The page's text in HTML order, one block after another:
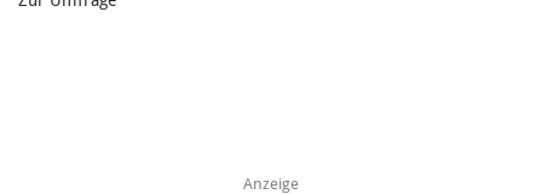
Anzeige